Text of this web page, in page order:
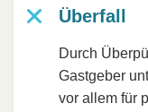
Überfall
Durch
Gastgeber
vor allem für